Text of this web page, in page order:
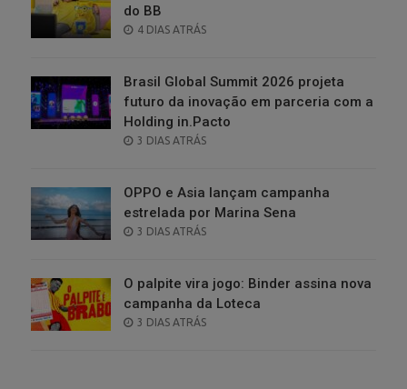
do BB
POSTED
4 DIAS ATRÁS
Brasil Global Summit 2026 projeta
futuro da inovação em parceria com a
Holding in.Pacto
POSTED
3 DIAS ATRÁS
OPPO e Asia lançam campanha
estrelada por Marina Sena
POSTED
3 DIAS ATRÁS
O palpite vira jogo: Binder assina nova
campanha da Loteca
POSTED
3 DIAS ATRÁS